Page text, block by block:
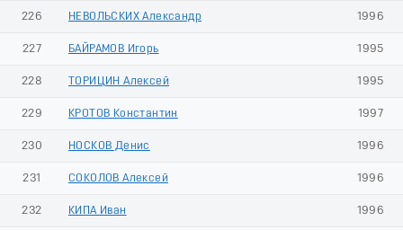
226 НЕВОЛЬСКИХ Александр 1996
227 БАЙРАМОВ Игорь 1995
228 ТОРИЦИН Алексей 1995
229 КРОТОВ Константин 1997
230 НОСКОВ Денис 1996
231 СОКОЛОВ Алексей 1996
232 КИПА Иван 1996